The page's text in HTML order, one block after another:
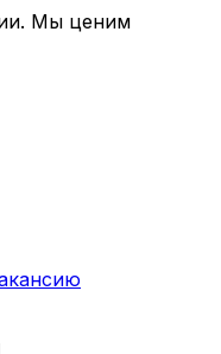
Мы ценим